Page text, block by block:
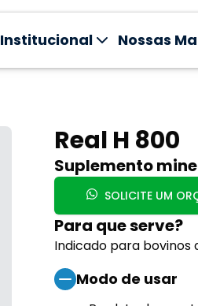
Institucional Nossas
Real H 800
Suplemento
SOLICITE UM
Para que serve?
Indicado para bovinos
Modo de usar